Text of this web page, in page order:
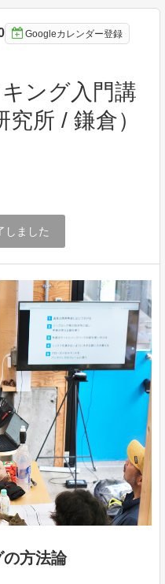
Googleカレンダー登録
ング入門講
所 / 鎌倉）
しました
の方法論